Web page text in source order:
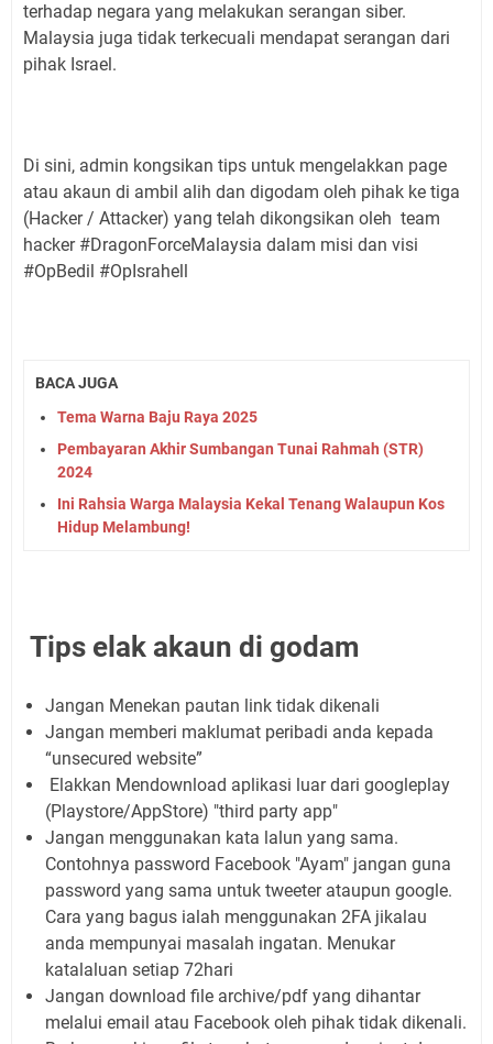
terhadap negara yang melakukan serangan siber.
Malaysia juga tidak terkecuali mendapat serangan dari
pihak Israel.
Di sini, admin kongsikan tips untuk mengelakkan page
atau akaun di ambil alih dan digodam oleh pihak ke tiga
(Hacker / Attacker) yang telah dikongsikan oleh team
hacker #DragonForceMalaysia dalam misi dan visi
#OpBedil #OpIsrahell
BACA JUGA
Tema Warna Baju Raya 2025
Pembayaran Akhir Sumbangan Tunai Rahmah (STR)
2024
Ini Rahsia Warga Malaysia Kekal Tenang Walaupun Kos
Hidup Melambung!
Tips elak akaun di godam
Jangan Menekan pautan link tidak dikenali
Jangan memberi maklumat peribadi anda kepada
“unsecured website”
Elakkan Mendownload aplikasi luar dari googleplay
(Playstore/AppStore) "third party app"
Jangan menggunakan kata lalun yang sama.
Contohnya password Facebook "Ayam" jangan guna
password yang sama untuk tweeter ataupun google.
Cara yang bagus ialah menggunakan 2FA jikalau
anda mempunyai masalah ingatan. Menukar
katalaluan setiap 72hari
Jangan download file archive/pdf yang dihantar
melalui email atau Facebook oleh pihak tidak dikenali.